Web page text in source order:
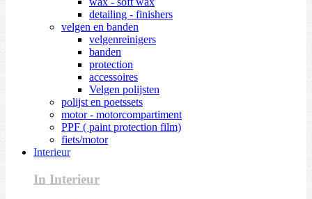
detailing - finishers
velgen en banden
velgenreinigers
banden
protection
accessoires
Velgen polijsten
polijst en poetssets
motor - motorcompartiment
PPF ( paint protection film)
fiets/motor
Interieur
In Interieur